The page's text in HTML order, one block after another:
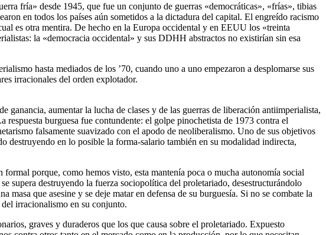
fría» desde 1945, que fue un conjunto de guerras «democráticas», «frías», tibias
en todos los países aún sometidos a la dictadura del capital. El engreído racismo
es otra mentira. De hecho en la Europa occidental y en EEUU los «treinta
la «democracia occidental» y sus DDHH abstractos no existirían sin esa
hasta mediados de los ’70, cuando uno a uno empezaron a desplomarse sus
irracionales del orden explotador.
ganancia, aumentar la lucha de clases y de las guerras de liberación antiimperialista,
burguesa fue contundente: el golpe pinochetista de 1973 contra el
falsamente suavizado con el apodo de neoliberalismo. Uno de sus objetivos
destruyendo en lo posible la forma-salario también en su modalidad indirecta,
porque, como hemos visto, esta mantenía poca o mucha autonomía social
supera destruyendo la fuerza sociopolítica del proletariado, desestructurándolo
que asesine y se deje matar en defensa de su burguesía. Si no se combate la
irracionalismo en su conjunto.
graves y duraderos que los que causa sobre el proletariado. Expuesto